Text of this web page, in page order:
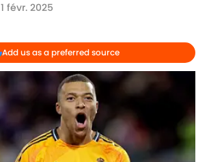
1 févr. 2025
Add us as a preferred source